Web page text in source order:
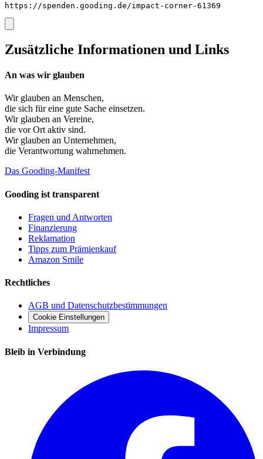
https://spenden.gooding.de/impact-corner-61369
Zusätzliche Informationen und Links
An was wir glauben
Wir glauben an Menschen,
die sich für eine gute Sache einsetzen.
Wir glauben an Vereine,
die vor Ort aktiv sind.
Wir glauben an Unternehmen,
die Verantwortung wahrnehmen.
Das Gooding-Manifest
Gooding ist transparent
Fragen und Antworten
Finanzierung
Reklamation
Tipps zum Prämienkauf
Amazon Smile
Rechtliches
AGB und Datenschutzbestimmungen
Cookie Einstellungen
Impressum
Bleib in Verbindung